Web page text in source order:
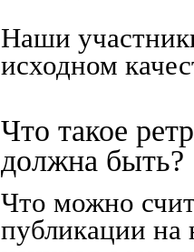
Наши
исходном
Что такое
должна быть?
Что можно
публикации